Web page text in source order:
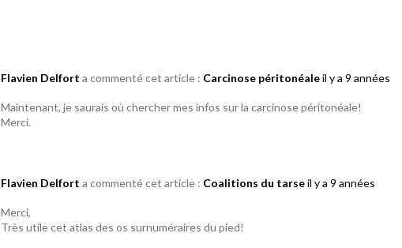
Flavien Delfort a commenté cet article : Carcinose péritonéaleil y a 9 années
Maintenant, je saurais où chercher mes infos sur la carcinose péritonéale!
Merci.
Flavien Delfort a commenté cet article : Coalitions du tarseil y a 9 années
Merci,
Très utile cet atlas des os surnuméraires du pied!